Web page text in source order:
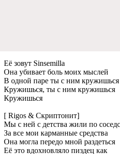
Её зовут Sinsemilla
Она убивает боль моих мыслей
В одной паре ты с ним кружишься
Кружишься, ты с ним кружишься
Кружишься
[ Rigos & Скриптонит]
Мы с ней с детства жили по
За все мои карманные средства
Она могла передо мной раздеться
Её это вдохновляло пиздец как